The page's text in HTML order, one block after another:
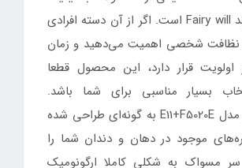
و پرطرفدار برند Fairy will است. اگر از آن دسته افرادی
نظافت شخصی اهمیت می‌دهید و زمان
قرار دارد، این محصول قطعا
بسیار مناسبی برای شما باشد.
مسواک برقی مدل E11+F5020E به گونه‌ای طراحی شده
موجود در دهان و دندان شما را
مسواک به شکلی کاملا ارگونومیک